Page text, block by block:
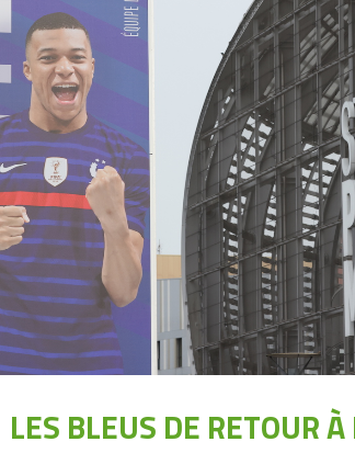
LES BLEUS DE RETOUR